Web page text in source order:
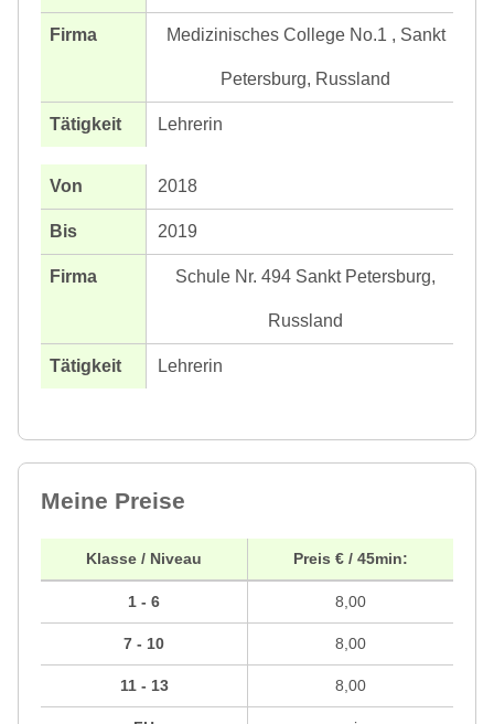
Medizinisches College No.1 , Sankt
Petersburg, Russland
Lehrerin
2018
2019
Schule Nr. 494 Sankt Petersburg,
Russland
Lehrerin
Meine Preise
Klasse / Niveau
1 - 6
7 - 10
11 - 13
Preis € / 45min:
8,00
8,00
8,00